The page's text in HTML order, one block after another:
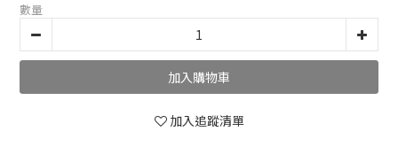
數量
加入購物車
加入追蹤清單